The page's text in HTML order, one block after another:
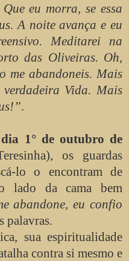
eu morra, se essa
A noite avança e eu
Meditarei na
das Oliveiras. Oh,
me abandoneis. Mais
Vida. Mais
.
dia 1° de outubro de
os guardas
lo o encontram de
lado da cama bem
abandone, eu confio
palavras.
sua espiritualidade
contra si mesmo e